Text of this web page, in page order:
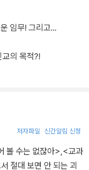
임무! 그리고...
의 목적?!
저자파일 신간알림 신청
볼 수는 없잖아> <교과
절대 보면 안 되는 괴